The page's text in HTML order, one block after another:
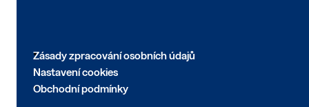
Zásady zpracování osobních údajů
Nastavení cookies
Obchodní podmínky